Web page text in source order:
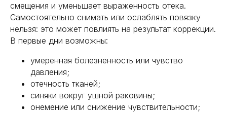
смещения и уменьшает выраженность отека.
Самостоятельно снимать или ослаблять повязку
нельзя: это может повлиять на результат коррекции.
В первые дни возможны:
умеренная болезненность или чувство
давления;
отечность тканей;
синяки вокруг ушной раковины;
онемение или снижение чувствительности;